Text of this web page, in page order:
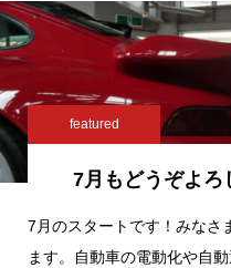
featured
7月もどうぞよろ
7月のスタートです！みなさ
ます。自動車の電動化や自